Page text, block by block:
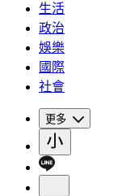
生活
政治
娛樂
國際
社會
更多